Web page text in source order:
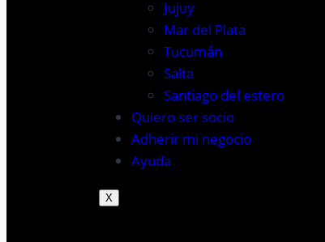
Jujuy
Mar del Plata
Tucumán
Salta
Santiago del estero
Quiero ser socio
Adherir mi negocio
Ayuda
X